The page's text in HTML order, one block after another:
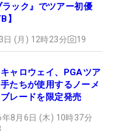
ック』でツアー初優
】
日 (月) 12時23分 19
ャロウェイ、PGAツア
たちが使用するノーメ
レードを限定発売
年8月6日 (木) 10時37分